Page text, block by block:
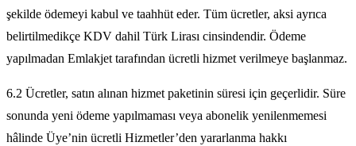
şekilde ödemeyi kabul ve taahhüt eder. Tüm ücretler, aksi ayrıca
belirtilmedikçe KDV dahil Türk Lirası cinsindendir. Ödeme
yapılmadan Emlakjet tarafından ücretli hizmet verilmeye başlanmaz.
6.2 Ücretler, satın alınan hizmet paketinin süresi için geçerlidir. Süre
sonunda yeni ödeme yapılmaması veya abonelik yenilenmemesi
hâlinde Üye’nin ücretli Hizmetler’den yararlanma hakkı